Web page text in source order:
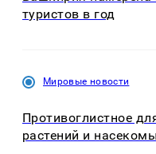
туристов в год
Мировые новости
Противоглистное
растений и